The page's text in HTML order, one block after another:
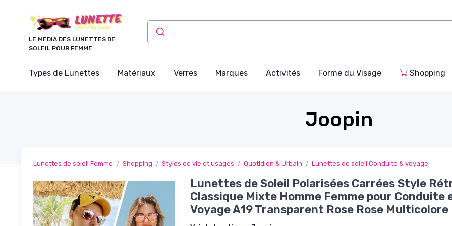
LE MEDIA DES LUNETTES DE
SOLEIL POUR FEMME
Types de Lunettes Matériaux Verres Marques Activités Forme du Visage Shopping
Joopin
Lunettes de soleil Femme Shopping Styles de vie et usages Quotidien & Urbain Lunettes de soleil Conduite & voyage
Lunettes de Soleil Polarisées Carrées Style
Classique Mixte Homme Femme pour Conduite
Voyage A19 Transparent Rose Rose Multicolore